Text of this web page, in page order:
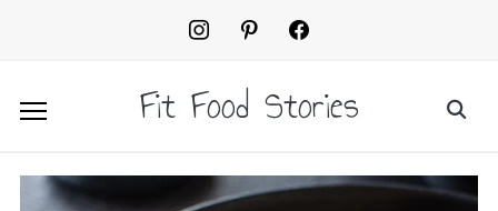
instagrampinterestfacebook2
Fit Food Stories